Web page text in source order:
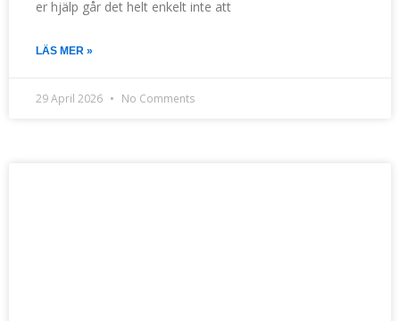
er hjälp går det helt enkelt inte att
LÄS MER »
29 April 2026 No Comments